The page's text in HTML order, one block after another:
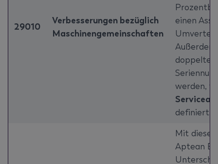
29010
Verbesserungen bezüglich
Maschinengemeinschaften
einen
doppelte
werden,
definiert
Mit
Aptean